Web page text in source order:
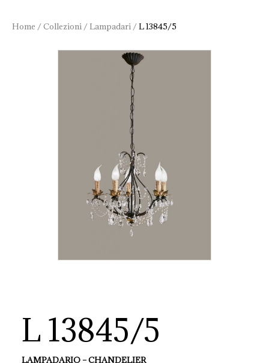
Home /Collezioni /Lampadari /L 13845/5
L 13845/5
LAMPADARIO – CHANDELIER